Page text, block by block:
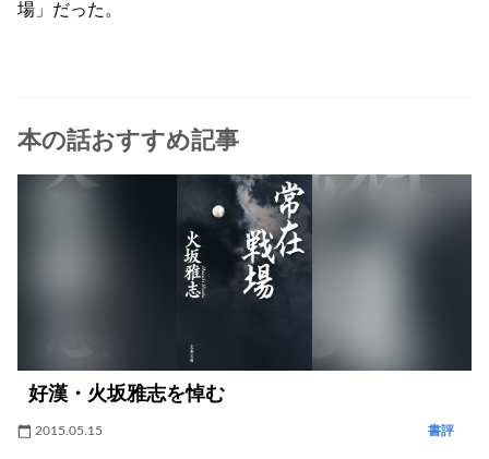
場」だった。
本の話おすすめ記事
好漢・火坂雅志を悼む
2015.05.15 書評